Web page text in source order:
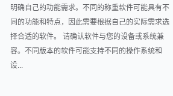
明确自己的功能需求。不同的称重软件可能具有不
同的功能和特点，因此需要根据自己的实际需求选
择合适的软件。 请确认软件与您的设备或系统兼
容。不同版本的软件可能支持不同的操作系统和
设...